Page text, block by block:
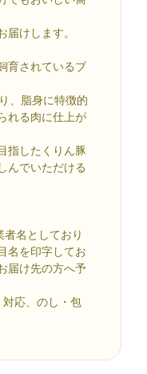
けします。
育されているブ
、脂身に特徴的
れる肉に仕上が
指したくりん豚
んでいただける
名としており
名を印字してお
届け先の方へ予
応、のし・包